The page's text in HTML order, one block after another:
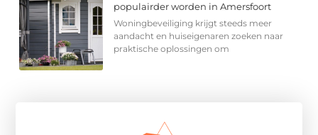
populairder worden in Amersfoort
Woningbeveiliging krijgt steeds meer
aandacht en huiseigenaren zoeken naar
praktische oplossingen om